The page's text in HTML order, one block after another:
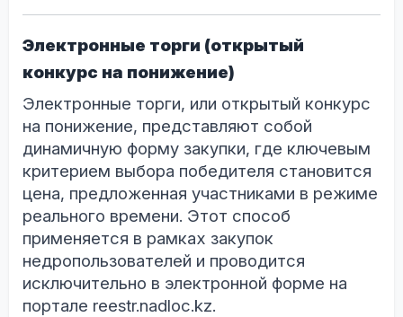
Электронные торги (открытый
конкурс на понижение)
Электронные торги, или открытый конкурс
на понижение, представляют собой
динамичную форму закупки, где ключевым
критерием выбора победителя становится
цена, предложенная участниками в режиме
реального времени. Этот способ
применяется в рамках закупок
недропользователей и проводится
исключительно в электронной форме на
портале reestr.nadloc.kz.